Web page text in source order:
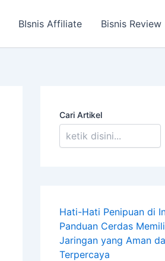
BIsnis Affiliate Bisnis Review
Cari Artikel
Hati-Hati Penipuan di
Panduan Cerdas
Jaringan yang Aman
Terpercaya